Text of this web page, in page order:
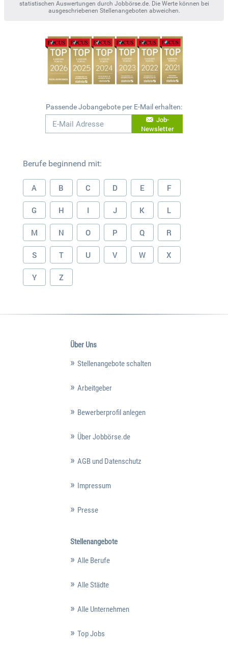
statistischen Auswertungen durch Jobbörse.de. Die Werte können bei
ausgeschriebenen Stellenangeboten abweichen.
Passende Jobangebote per E-Mail erhalten:
Job-
Newsletter
Berufe beginnend mit:
A B C D E F
G H I J K L
M N O P Q R
S T U V W X
Y Z
Über Uns
Stellenangebote schalten
Arbeitgeber
Bewerberprofil anlegen
Über Jobbörse.de
AGB und Datenschutz
Impressum
Presse
Stellenangebote
Alle Berufe
Alle Städte
Alle Unternehmen
Top Jobs